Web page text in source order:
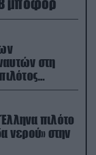
μποφόρ
στη
πιλότο
νερού» στην